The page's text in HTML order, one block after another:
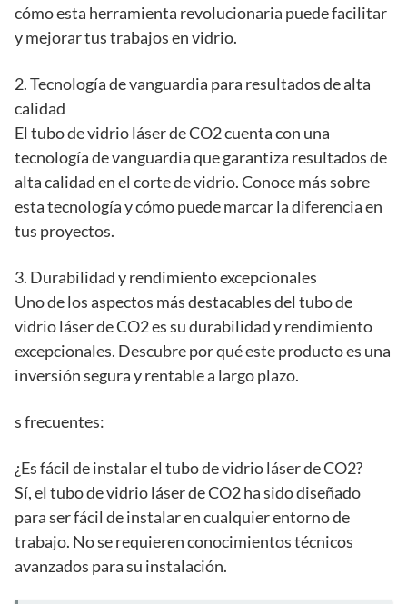
cómo esta herramienta revolucionaria puede facilitar
y mejorar tus trabajos en vidrio.
2. Tecnología de vanguardia para resultados de alta
calidad
El tubo de vidrio láser de CO2 cuenta con una
tecnología de vanguardia que garantiza resultados de
alta calidad en el corte de vidrio. Conoce más sobre
esta tecnología y cómo puede marcar la diferencia en
tus proyectos.
3. Durabilidad y rendimiento excepcionales
Uno de los aspectos más destacables del tubo de
vidrio láser de CO2 es su durabilidad y rendimiento
excepcionales. Descubre por qué este producto es una
inversión segura y rentable a largo plazo.
s frecuentes:
¿Es fácil de instalar el tubo de vidrio láser de CO2?
Sí, el tubo de vidrio láser de CO2 ha sido diseñado
para ser fácil de instalar en cualquier entorno de
trabajo. No se requieren conocimientos técnicos
avanzados para su instalación.